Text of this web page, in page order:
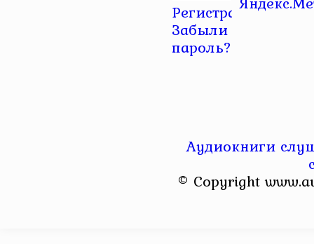
Регистрация |
Забыли
пароль?
Аудиокниги
© Copyright